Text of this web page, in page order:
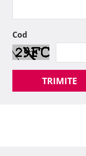
Cod
TRIMITE